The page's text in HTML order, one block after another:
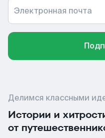
Электронная почта
Делимся классными
Истории и
от